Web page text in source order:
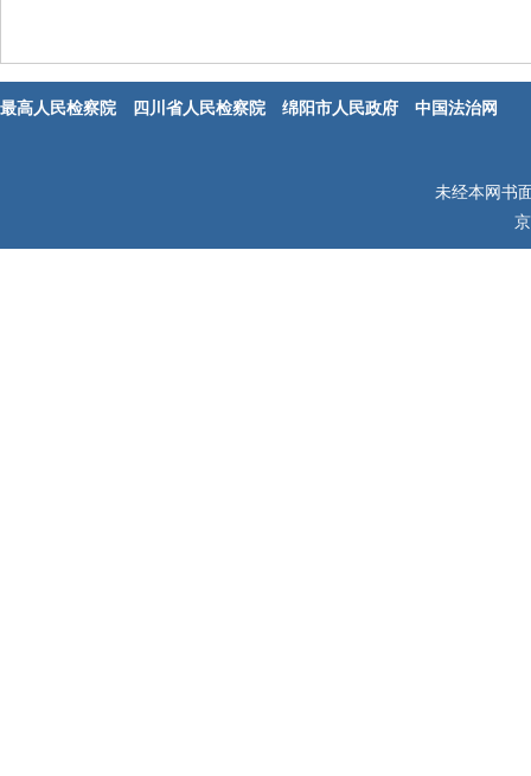
最高人民检察院 四川省人民检察院 绵阳市人民政府 中国法治网
未经本网书